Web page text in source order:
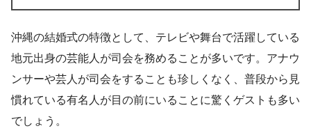
沖縄の結婚式の特徴として、テレビや舞台で活躍している
地元出身の芸能人が司会を務めることが多いです。アナウ
ンサーや芸人が司会をすることも珍しくなく、普段から見
慣れている有名人が目の前にいることに驚くゲストも多い
でしょう。